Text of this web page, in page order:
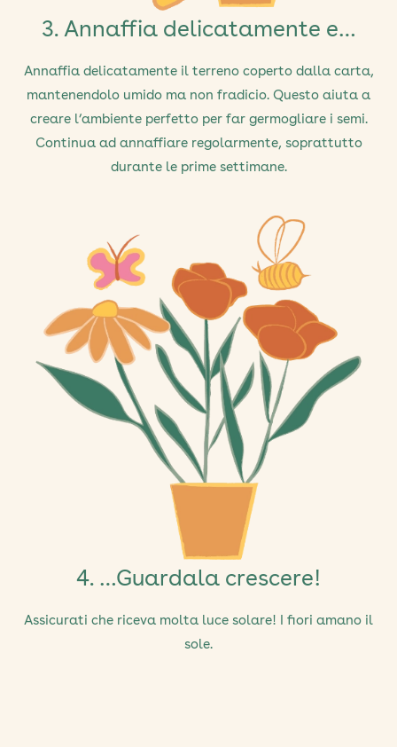
3. Annaffia delicatamente e…
Annaffia delicatamente il terreno coperto dalla carta,
mantenendolo umido ma non fradicio. Questo aiuta a
creare l’ambiente perfetto per far germogliare i semi.
Continua ad annaffiare regolarmente, soprattutto
durante le prime settimane.
4. …Guardala crescere!
Assicurati che riceva molta luce solare! I fiori amano il
sole.